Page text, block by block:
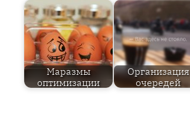
Маразмы
оптимизации
Организация
очередей